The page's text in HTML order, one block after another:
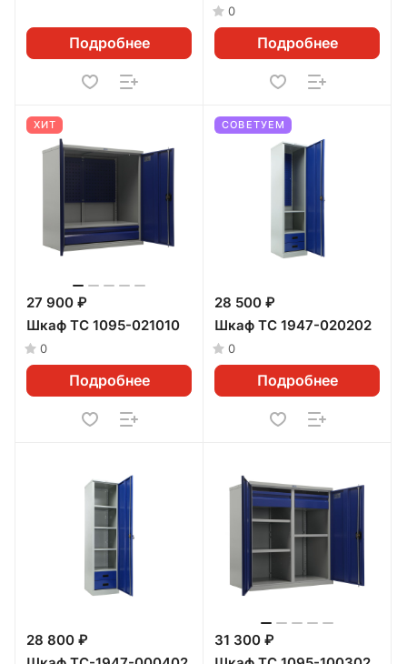
Подробнее
0
Подробнее
ХИТ
27 900 ₽
Шкаф ТС 1095-021010
0
Подробнее
СОВЕТУЕМ
28 500 ₽
Шкаф ТС 1947-020202
0
Подробнее
28 800 ₽
31 300 ₽